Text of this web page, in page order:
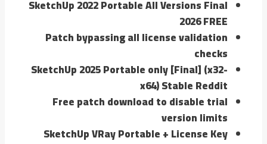
SketchUp 2022 Portable All Versions Final
2026 FREE
Patch bypassing all license validation
checks
SketchUp 2025 Portable only [Final] (x32-
x64) Stable Reddit
Free patch download to disable trial
version limits
SketchUp VRay Portable + License Key